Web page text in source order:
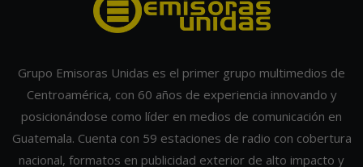
Grupo Emisoras Unidas es el primer grupo multimedios de
Centroamérica, con 60 años de experiencia innovando y
posicionándose como líder en medios de comunicación en
Guatemala. Cuenta con 59 estaciones de radio con cobertura
nacional, formatos en publicidad exterior de alto impacto y